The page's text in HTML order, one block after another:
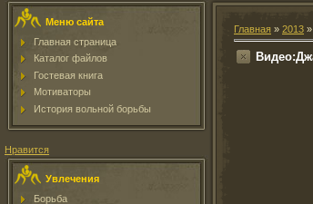
Меню сайта
Главная страница
Каталог файлов
Гостевая книга
Мотиваторы
История вольной борьбы
Нравится
Увлечения
Борьба
Главная » 2013 »